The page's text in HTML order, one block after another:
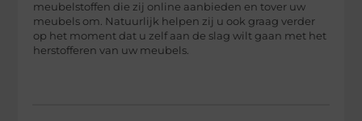
meubelstoffen die zij online aanbieden en tover uw
meubels om. Natuurlijk helpen zij u ook graag verder
op het moment dat u zelf aan de slag wilt gaan met het
herstofferen van uw meubels.